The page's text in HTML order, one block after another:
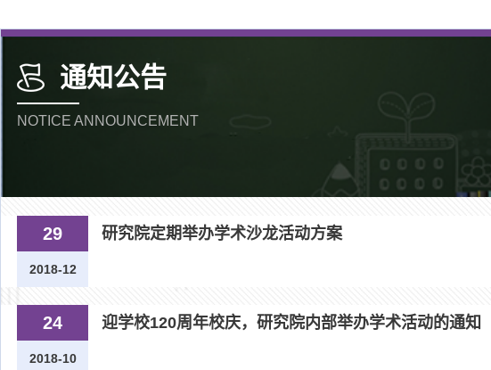
通知公告
NOTICE ANNOUNCEMENT
29
2018-12
研究院定期举办学术沙龙活动方案
24
2018-10
迎学校120周年校庆，研究院内部举办学术活动的通知